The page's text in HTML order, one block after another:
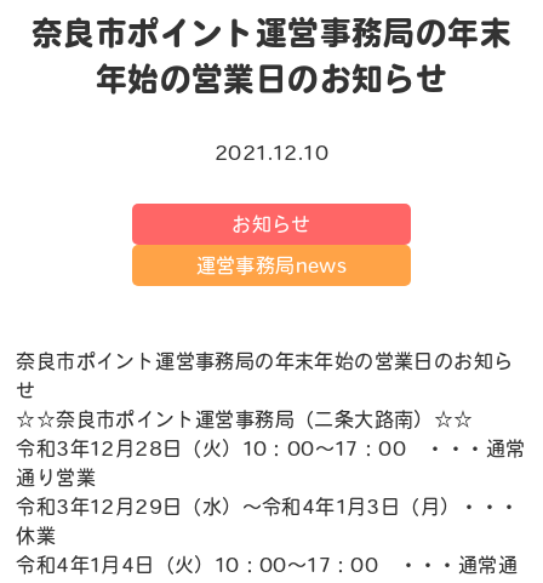
奈良市ポイント運営事務局の年末
年始の営業日のお知らせ
2021.12.10
お知らせ
運営事務局news
奈良市ポイント運営事務局の年末年始の営業日のお知ら
せ
☆☆奈良市ポイント運営事務局（二条大路南）☆☆
令和3年12月28日（火）10：00～17：00 ・・・通常
通り営業
令和3年12月29日（水）～令和4年1月3日（月）・・・
休業
令和4年1月4日（火）10：00～17：00 ・・・通常通